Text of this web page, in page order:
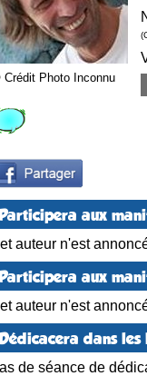
Photo Inconnu
aux
auteur n'est
aux
auteur n'est
dans
de séance de